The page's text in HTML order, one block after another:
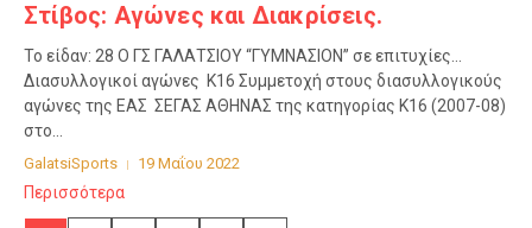
Στίβος: Αγώνες και Διακρίσεις.
Το είδαν: 28 Ο ΓΣ ΓΑΛΑΤΣΙΟΥ “ΓΥΜΝΑΣΙΟΝ” σε επιτυχίες…
Διασυλλογικοί αγώνες Κ16 Συμμετοχή στους διασυλλογικούς
αγώνες της ΕΑΣ ΣΕΓΑΣ ΑΘΗΝΑΣ της κατηγορίας Κ16 (2007-08)
στο...
GalatsiSports 19 Μαΐου 2022
Περισσότερα